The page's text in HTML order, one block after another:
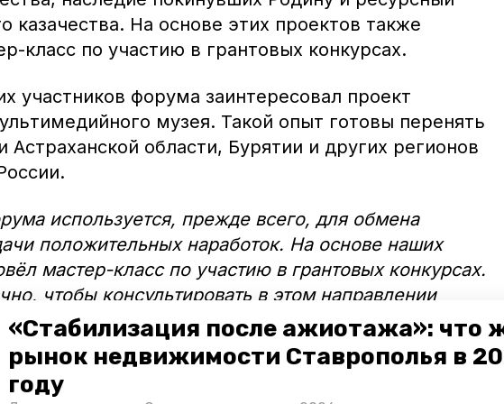
«Стабилизация после ажиотажа»: что
рынок недвижимости Ставрополья в
году
казачества. На основе этих проектов также
класс по участию в грантовых конкурсах.
участников форума заинтересовал проект
музея. Такой опыт готовы перенять
Астраханской области, Бурятии и других регионов
используется, прежде всего, для обмена
положительных наработок. На основе наших
мастер-класс по участию в грантовых конкурсах.
чтобы консультировать в этом направлении
из Терского казачьего войска, но и ребят из
— рассказал помощник атамана Терского
по работе с молодёжью Игорь Кочубеев.